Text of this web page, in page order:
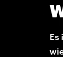
Es